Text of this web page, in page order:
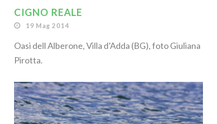
CIGNO REALE
19 Mag 2014
Oasi dell Alberone, Villa d’Adda (BG), foto Giuliana
Pirotta.